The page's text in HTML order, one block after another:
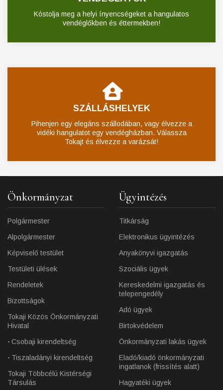
Kóstolja meg a helyi ínyencségeket a hangulatos
vendéglőkben és éttermekben!
SZÁLLÁSHELYEK
Pihenjen egy elegáns szállodában, vagy élvezze a
vidéki hangulatot egy vendégházban. Válassza
Tokajt és élvezze a varázsát!
Önkormányzat
Polgármester
Alpolgármester
Képviselő testület
Testületi ülések
Rendeletek
Bizottságok
Tokaji Közös Önkormányzati
Hivatal
Csobaji kirendeltség
Tiszaladányi kirendeltség
Tokaji Többcélú Kistérségi
Társulás
Ügyintézés
Titkárság
Elektronikus ügyintézés
Anyakönyvi igazgatás
Szociális ügyek
Kereskedelmi igazgatás és
telepengedély
Adó ügyek
Birtokvédelem
Önkormányzati lakás ügyek
Eladó/kiadó önkormányzati
ingatlanok (frissítés alatt)
Hagyatéki ügyek